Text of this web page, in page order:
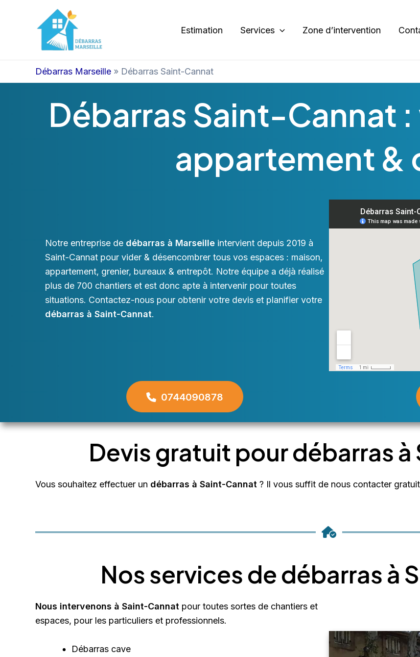
Estimation Services Zone d’intervention
Débarras Marseille » Débarras Saint-Cannat
Débarras Saint-Cannat
appartement &
Notre entreprise de débarras à Marseille intervient depuis 2019 à
Saint-Cannat pour vider & désencombrer tous vos espaces : maison,
appartement, grenier, bureaux & entrepôt. Notre équipe a déjà réalisé
plus de 700 chantiers et est donc apte à intervenir pour toutes
situations. Contactez-nous pour obtenir votre devis et planifier votre
débarras à Saint-Cannat.
0744090878
Devis gratuit pour débarras
Vous souhaitez effectuer un débarras à Saint-Cannat ? Il vous suffit de nous contacter
Nos services de débarras à
Nous intervenons à Saint-Cannat pour toutes sortes de chantiers et
espaces, pour les particuliers et professionnels.
Débarras cave